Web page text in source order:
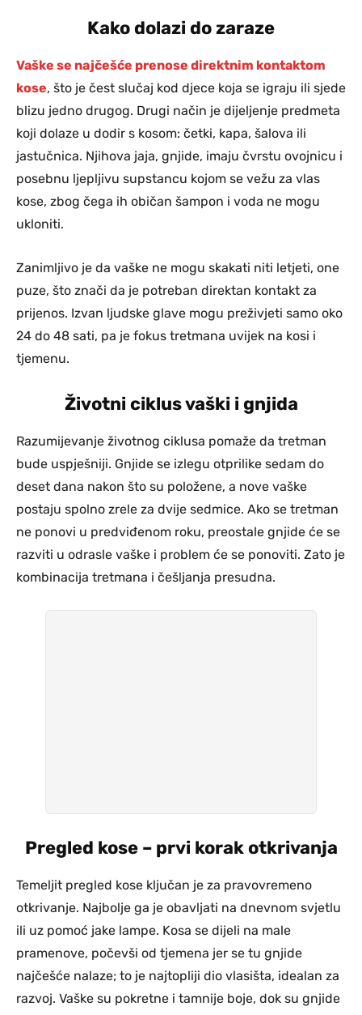
Kako dolazi do zaraze
Vaške se najčešće prenose direktnim kontaktom
kose, što je čest slučaj kod djece koja se igraju ili sjede
blizu jedno drugog. Drugi način je dijeljenje predmeta
koji dolaze u dodir s kosom: četki, kapa, šalova ili
jastučnica. Njihova jaja, gnjide, imaju čvrstu ovojnicu i
posebnu ljepljivu supstancu kojom se vežu za vlas
kose, zbog čega ih običan šampon i voda ne mogu
ukloniti.
Zanimljivo je da vaške ne mogu skakati niti letjeti, one
puze, što znači da je potreban direktan kontakt za
prijenos. Izvan ljudske glave mogu preživjeti samo oko
24 do 48 sati, pa je fokus tretmana uvijek na kosi i
tjemenu.
Životni ciklus vaški i gnjida
Razumijevanje životnog ciklusa pomaže da tretman
bude uspješniji. Gnjide se izlegu otprilike sedam do
deset dana nakon što su položene, a nove vaške
postaju spolno zrele za dvije sedmice. Ako se tretman
ne ponovi u predviđenom roku, preostale gnjide će se
razviti u odrasle vaške i problem će se ponoviti. Zato je
kombinacija tretmana i češljanja presudna.
Pregled kose – prvi korak otkrivanja
Temeljit pregled kose ključan je za pravovremeno
otkrivanje. Najbolje ga je obavljati na dnevnom svjetlu
ili uz pomoć jake lampe. Kosa se dijeli na male
pramenove, počevši od tjemena jer se tu gnjide
najčešće nalaze; to je najtopliji dio vlasišta, idealan za
razvoj. Vaške su pokretne i tamnije boje, dok su gnjide